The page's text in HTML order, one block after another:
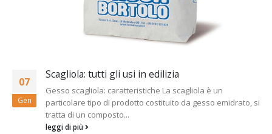
07
Gen
Scagliola: tutti gli usi in edilizia
Gesso scagliola: caratteristiche La scagliola è un
particolare tipo di prodotto costituito da gesso emidrato, si
tratta di un composto...
leggi di più